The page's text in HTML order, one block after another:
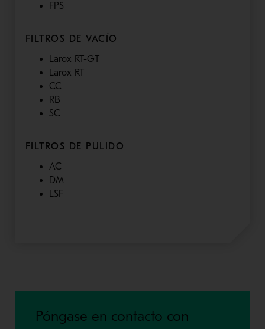
FPS
FILTROS DE VACÍO
Larox RT-GT
Larox RT
CC
RB
SC
FILTROS DE PULIDO
AC
DM
LSF
Póngase en contacto con